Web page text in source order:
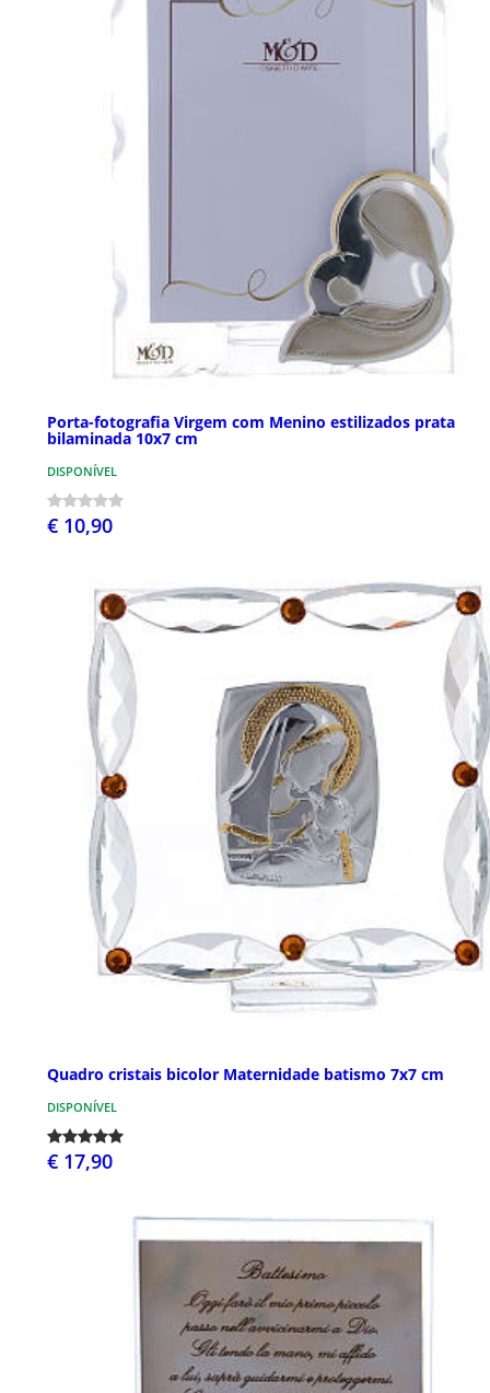
Porta-fotografia Virgem com Menino estilizados prata
bilaminada 10x7 cm
DISPONÍVEL
€ 10,90
Quadro cristais bicolor Maternidade batismo 7x7 cm
DISPONÍVEL
€ 17,90